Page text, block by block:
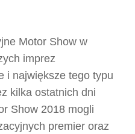
Motor Show w
imprez
i największe tego typu
kilka ostatnich dni
Show 2018 mogli
premier oraz